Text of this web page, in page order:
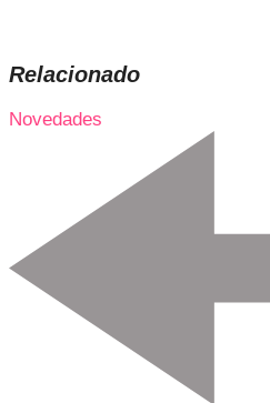
Relacionado
Novedades